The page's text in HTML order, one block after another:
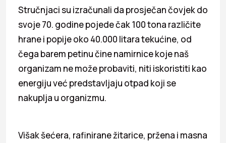
Stručnjaci su izračunali da prosječan čovjek do
svoje 70. godine pojede čak 100 tona različite
hrane i popije oko 40.000 litara tekućine, od
čega barem petinu čine namirnice koje naš
organizam ne može probaviti, niti iskoristiti kao
energiju već predstavljaju otpad koji se
nakuplja u organizmu.
Višak šećera, rafinirane žitarice, pržena i masna